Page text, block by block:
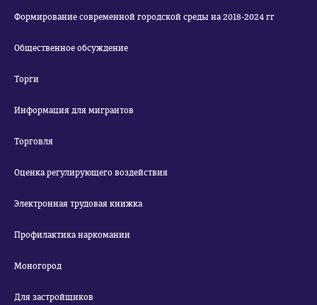
Формирование современной городской среды на 2018-2024 гг
Общественное обсуждение
Торги
Информация для мигрантов
Торговля
Оценка регулирующего воздействия
Электронная трудовая книжка
Профилактика наркомании
Моногород
Для застройщиков